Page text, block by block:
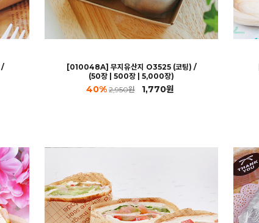
/
[010048A] 무지유산지 O3525 (코팅) /
(50장 | 500장 | 5,000장)
40% 2,950원 1,770원